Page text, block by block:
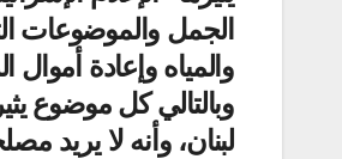
الجمل والموضوعات
والمياه وإعادة
وبالتالي كل موضوع
لبنان، وأنه لا يريد